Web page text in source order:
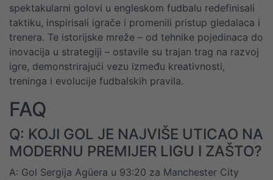
spektakularni golovi u engleskom fudbalu redefinisali
taktiku, inspirisali igrače i promenili pristup gledalaca i
trenera. Te istorijske mreže – od tehnike pojedinaca do
inovacija u strategiji – ostavile su trajan trag na razvoj
igre, demonstrirajući vezu između kreativnosti,
treninga i evolucije fudbalskih pravila.
FAQ
Q: KOJI GOL JE NAJVIŠE UTICAO NA
MODERNU PREMIJER LIGU I ZAŠTO?
A: Gol Sergija Agüera u 93:20 za Manchester City